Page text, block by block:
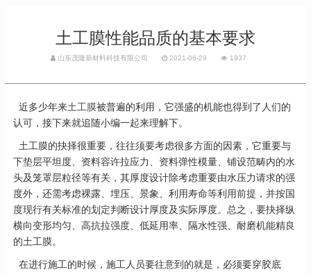
土工膜性能品质的基本要求
山东茂隆新材料科技有限公司 2021-06-29 1937
近多少年来土工膜被普遍的利用，它强盛的机能也得到了人们的
认可，接下来就追随小编一起来理解下。
土工膜的抉择很重要，往往须要考虑很多方面的因素，它重要与
下垫层平坦度、资料容许拉应力、资料弹性模量、铺设范畴内的水
头及笼罩层粒径等有关，其厚度设计除考虑重要由水压力请求的强
度外，还需考虑裸露、埋压、景象、利用寿命等利用前提，并按国
度现行有关标准的划定判断设计厚度及实际厚度。总之，要抉择纵
横向变形均匀、高抗拉强度、低延用率、隔水性强、耐磨机能精良
的土工膜。
在进行施工的时候，施工人员要往意到的就是，必须要穿胶底